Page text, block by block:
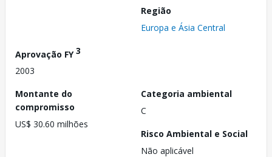
Região
Europa e Ásia Central
Aprovação FY3
2003
Montante do
compromisso
US$ 30.60 milhões
Categoria ambiental
C
Risco Ambiental e Social
Não aplicável